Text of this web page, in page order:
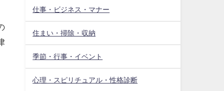
仕事・ビジネス・マナー
住まい・掃除・収納
季節・行事・イベント
心理・スピリチュアル・性格診断